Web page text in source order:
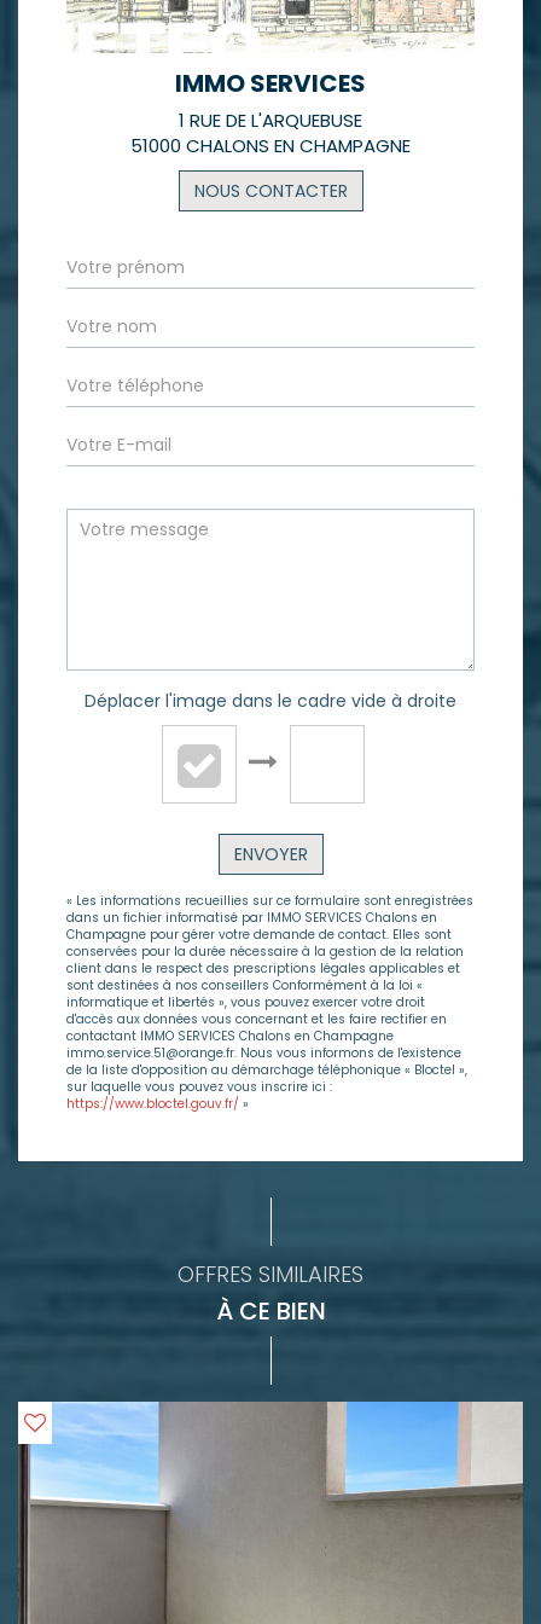
IMMO SERVICES
1 RUE DE L'ARQUEBUSE
51000 CHALONS EN CHAMPAGNE
NOUS CONTACTER
Déplacer l'image dans le cadre vide à droite
ENVOYER
« Les informations recueillies sur ce formulaire sont enregistrées
dans un fichier informatisé par IMMO SERVICES Chalons en
Champagne pour gérer votre demande de contact. Elles sont
conservées pour la durée nécessaire à la gestion de la relation
client dans le respect des prescriptions légales applicables et
sont destinées à nos conseillers Conformément à la loi «
informatique et libertés », vous pouvez exercer votre droit
d'accès aux données vous concernant et les faire rectifier en
contactant IMMO SERVICES Chalons en Champagne
immo.service.51@orange.fr. Nous vous informons de l'existence
de la liste d'opposition au démarchage téléphonique « Bloctel »,
sur laquelle vous pouvez vous inscrire ici :
https://www.bloctel.gouv.fr/ »
OFFRES SIMILAIRES
À CE BIEN